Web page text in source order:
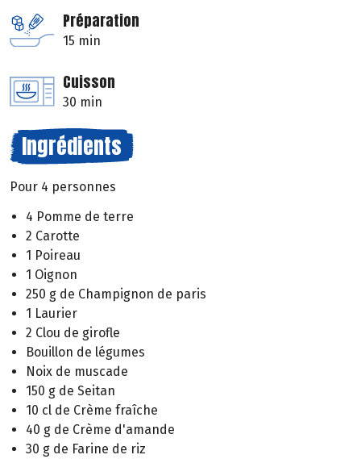
Préparation
15 min
Cuisson
30 min
Ingrédients
Pour 4 personnes
4 Pomme de terre
2 Carotte
1 Poireau
1 Oignon
250 g de Champignon de paris
1 Laurier
2 Clou de girofle
Bouillon de légumes
Noix de muscade
150 g de Seitan
10 cl de Crème fraîche
40 g de Crème d'amande
30 g de Farine de riz